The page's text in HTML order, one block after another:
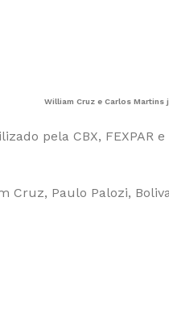
William Cruz e Carlos
pela CBX,
Cruz, Paulo Palozi,